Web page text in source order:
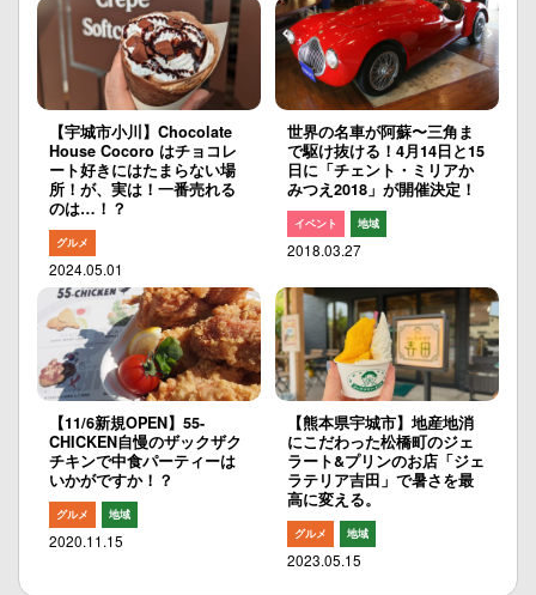
【宇城市小川】Chocolate
House Cocoro はチョコレ
ート好きにはたまらない場
所！が、実は！一番売れる
のは…！？
グルメ
2024.05.01
世界の名車が阿蘇〜三角ま
で駆け抜ける！4月14日と15
日に「チェント・ミリアか
みつえ2018」が開催決定！
イベント 地域
2018.03.27
【11/6新規OPEN】55-
CHICKEN自慢のザックザク
チキンで中食パーティーは
いかがですか！？
グルメ 地域
2020.11.15
【熊本県宇城市】地産地消
にこだわった松橋町のジェ
ラート&プリンのお店「ジェ
ラテリア吉田」で暑さを最
高に変える。
グルメ 地域
2023.05.15